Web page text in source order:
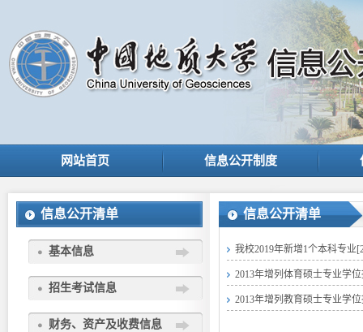
网站首页 信息公开制度
信息公开清单
基本信息
招生考试信息
财务、资产及收费信息
信息公开清单
我校2019年新增1个本科专业
2013年增列体育硕士专业学
2013年增列教育硕士专业学